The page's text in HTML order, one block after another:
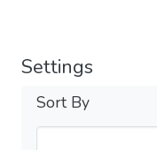
Settings
Sort By